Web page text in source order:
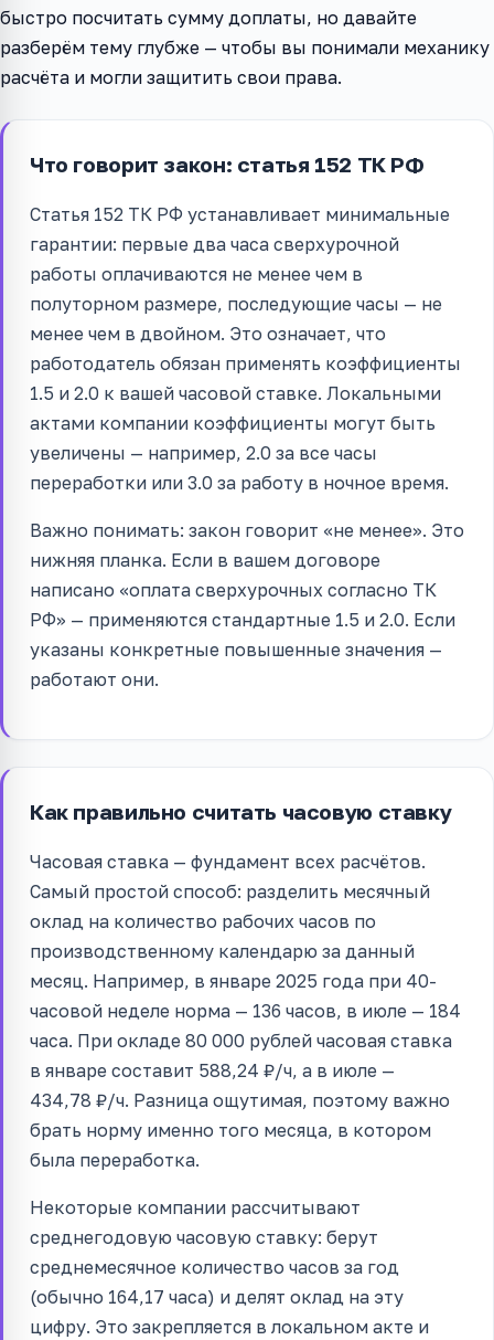
быстро посчитать сумму доплаты, но давайте
разберём тему глубже — чтобы вы понимали механику
расчёта и могли защитить свои права.
Что говорит закон: статья 152 ТК РФ
Статья 152 ТК РФ устанавливает минимальные
гарантии: первые два часа сверхурочной
работы оплачиваются не менее чем в
полуторном размере, последующие часы — не
менее чем в двойном. Это означает, что
работодатель обязан применять коэффициенты
1.5 и 2.0 к вашей часовой ставке. Локальными
актами компании коэффициенты могут быть
увеличены — например, 2.0 за все часы
переработки или 3.0 за работу в ночное время.
Важно понимать: закон говорит «не менее». Это
нижняя планка. Если в вашем договоре
написано «оплата сверхурочных согласно ТК
РФ» — применяются стандартные 1.5 и 2.0. Если
указаны конкретные повышенные значения —
работают они.
Как правильно считать часовую ставку
Часовая ставка — фундамент всех расчётов.
Самый простой способ: разделить месячный
оклад на количество рабочих часов по
производственному календарю за данный
месяц. Например, в январе 2025 года при 40-
часовой неделе норма — 136 часов, в июле — 184
часа. При окладе 80 000 рублей часовая ставка
в январе составит 588,24 ₽/ч, а в июле —
434,78 ₽/ч. Разница ощутимая, поэтому важно
брать норму именно того месяца, в котором
была переработка.
Некоторые компании рассчитывают
среднегодовую часовую ставку: берут
среднемесячное количество часов за год
(обычно 164,17 часа) и делят оклад на эту
цифру. Это закрепляется в локальном акте и